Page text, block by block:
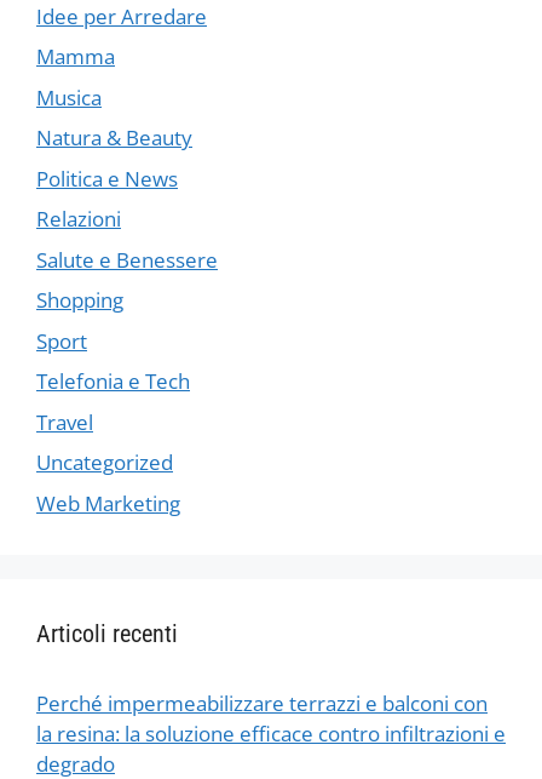
Idee per Arredare
Mamma
Musica
Natura & Beauty
Politica e News
Relazioni
Salute e Benessere
Shopping
Sport
Telefonia e Tech
Travel
Uncategorized
Web Marketing
Articoli recenti
Perché impermeabilizzare terrazzi e balconi con
la resina: la soluzione efficace contro infiltrazioni e
degrado